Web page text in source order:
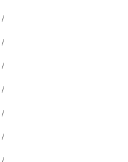
Mblu: 22/ 8 4/ 11/ /
Mblu: 22/ 8 4/ 12/ /
Mblu: 22/ 8 4/ 13/ /
Mblu: 22/ 8 4/ 14/ /
Mblu: 22/ 8 4/ 15/ /
Mblu: 22/ 8 4/ 16/ /